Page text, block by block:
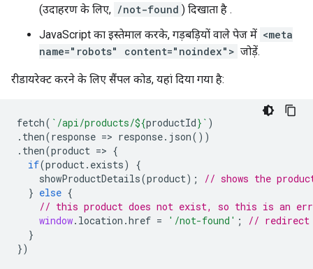
(उदाहरण के लिए, /not-found ) दिखाता है .
JavaScript का इस्तेमाल करके, गड़बड़ियों वाले पेज में <meta
name="robots" content="noindex"> जोड़ें.
रीडायरेक्ट करने के लिए सैंपल कोड, यहां दिया गया है:
fetch( `/api/products/${productId} ` )
. then(response => response. json())
. then(product => {
if(product. exists)
{
showProductDetails(product);
// shows the
} else {
// this product does not exist, so this is an
window. location .href = '/not-found' ;
// redirect
}
})